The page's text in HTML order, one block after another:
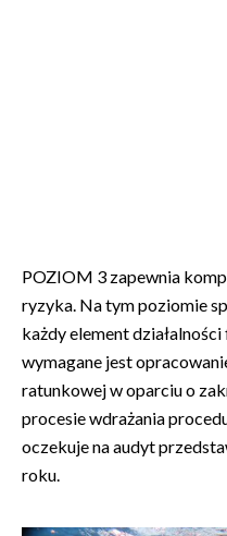
POZIOM 3 zapewnia
ryzyka. Na tym poziomie
każdy element
wymagane jest
ratunkowej w oparciu o
procesie wdrażania
oczekuje na audyt
roku.